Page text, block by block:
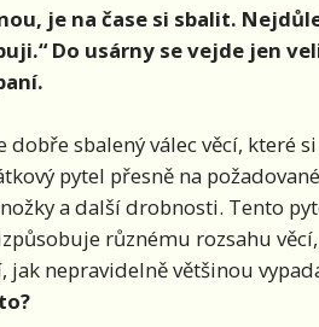
je na čase si sbalit.
Do usárny se vejde jen
sbalený válec věcí, které
pytel přesně na
a další drobnosti. Tento
různému rozsahu
nepravidelně většinou